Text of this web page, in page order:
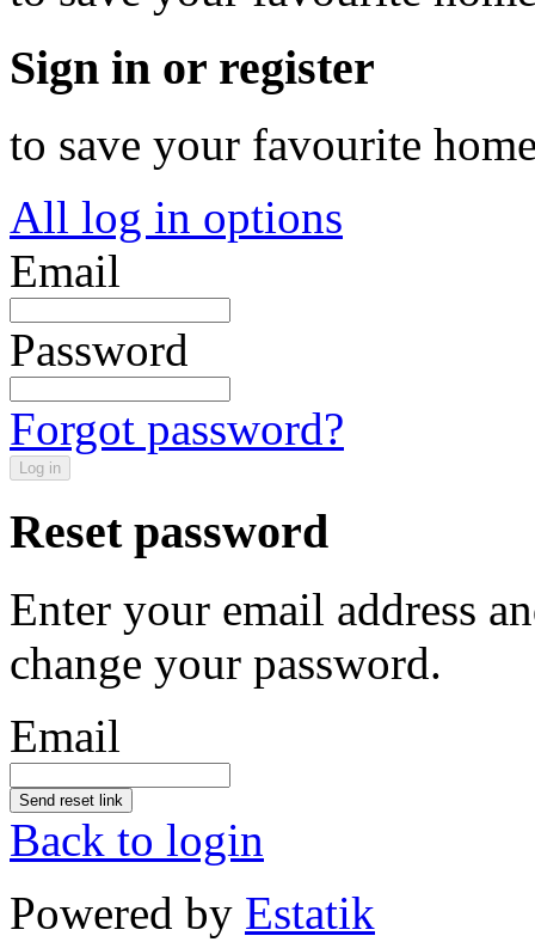
Sign in or register
to save your favourite
All log in options
Email
Password
Forgot password?
Log in
Reset password
Enter your email address
change your password.
Email
Send reset link
Back to login
Powered by Estatik